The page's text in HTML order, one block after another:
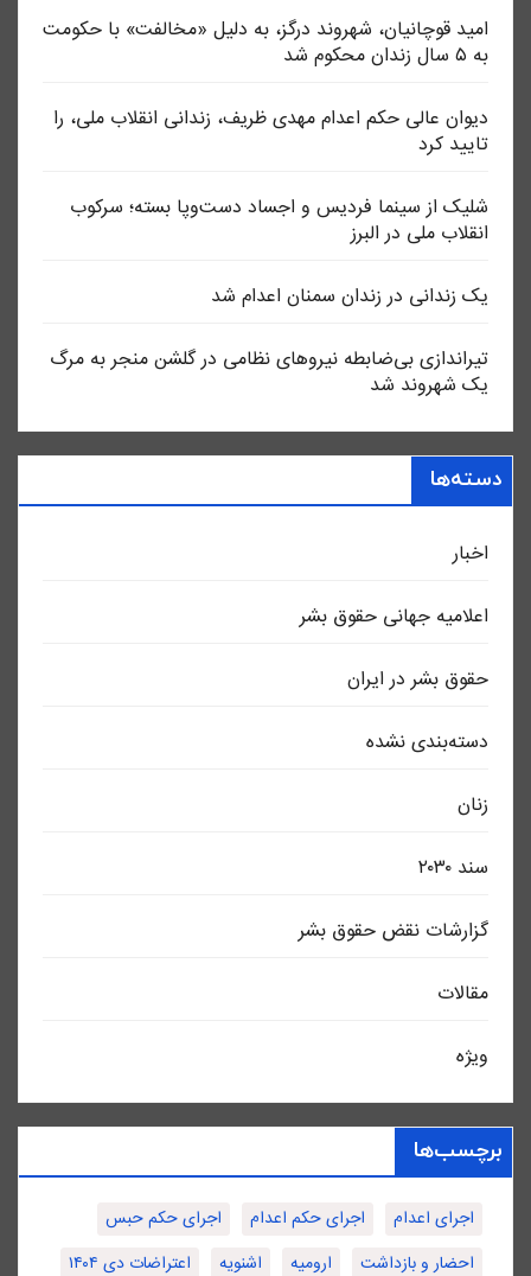
امید قوچانیان، شهروند درگز، به دلیل «مخالفت» با حکومت
به ۵ سال زندان محکوم شد
دیوان عالی حکم اعدام مهدی ظریف، زندانی انقلاب ملی، را
تایید کرد
شلیک از سینما فردیس و اجساد دست‌وپا بسته؛ سرکوب
انقلاب ملی در البرز
یک زندانی در زندان سمنان اعدام شد
تیراندازی بی‌ضابطه نیروهای نظامی در گلشن منجر به مرگ
یک شهروند شد
دسته‌ها
اخبار
اعلاميه جهانی حقوق بشر
حقوق بشر در ایران
دسته‌بندی نشده
زنان
سند ٢٠٣٠
گزارشات نقض حقوق بشر
مقالات
ویژه
برچسب‌ها
اجرای اعدام اجرای حکم اعدام
اجرای حکم حبس
احضار و بازداشت
ارومیه اشنویه اعتراضات دی ۱۴۰۴